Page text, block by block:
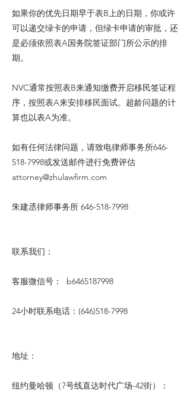
如果你的优先日期早于表B上的日期，你或许
可以递交绿卡的申请，但绿卡申请的审批，还
是必须依照表A国务院签证部门所公示的排
期。
NVC通常按照表B来通知缴费开启移民签证程
序，按照表A来安排移民面试。超龄问题的计
算也以表A为准。
如有任何法律问题，请致电律师事务所646-
518-7998或发送邮件进行免费评估
attorney@zhulawfirm.com
朱建丞律师事务所 646-518-7998
联系我们：
客服微信号： b6465187998
24小时联系电话：(646)518-7998
地址：
纽约曼哈顿（7号线直达时代广场-42街）：